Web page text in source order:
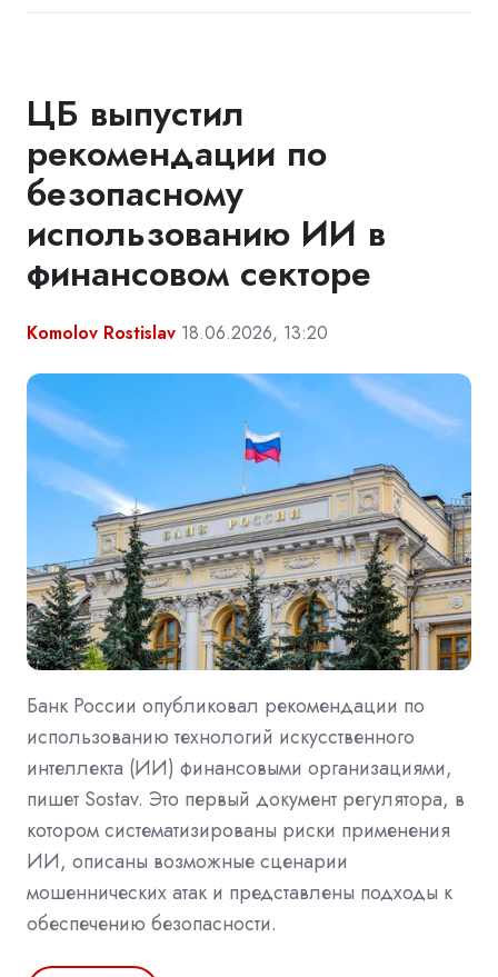
ЦБ выпустил
рекомендации по
безопасному
использованию ИИ в
финансовом секторе
Komolov Rostislav 18.06.2026, 13:20
Банк России опубликовал рекомендации по
использованию технологий искусственного
интеллекта (ИИ) финансовыми организациями,
пишет Sostav. Это первый документ регулятора, в
котором систематизированы риски применения
ИИ, описаны возможные сценарии
мошеннических атак и представлены подходы к
обеспечению безопасности.